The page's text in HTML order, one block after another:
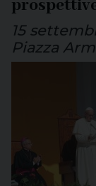
15
Piazza